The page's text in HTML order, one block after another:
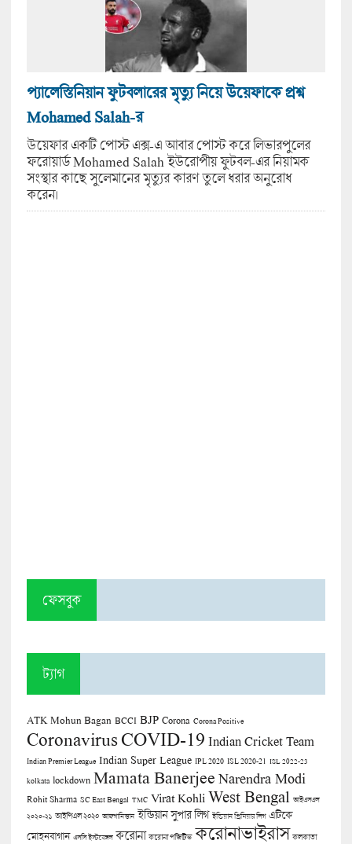
প্যালেস্তি‌নিয়ান ফুটবলারের মৃত্যু নিয়ে উয়েফাকে প্রশ্ন
Mohamed Salah-র
উয়েফার একটি পোস্ট এক্স-এ আবার পোস্ট করে লিভারপুলের
ফরোয়ার্ড Mohamed Salah ইউরোপীয় ফুটবল-এর নিয়ামক
সংস্থার কাছে সুলেমানের মৃত্যুর কারণ তুলে ধরার অনুরোধ
করেন।
ফেসবুক
ট্যাগ
ATK Mohun Bagan BCCI BJP Corona Corona Positive
CoronavirusCOVID-19 Indian Cricket Team
Indian Premier League Indian Super League IPL 2020 ISL 2020-21 ISL 2022-23
kolkata lockdown Mamata Banerjee Narendra Modi
Rohit Sharma SC East Bengal TMC Virat Kohli West Bengal আইএসএল
২০২০-২১ আইপিএল ২০২০ আফগানিস্তান ইন্ডিয়ান সুপার লিগ ইন্ডিয়ান প্রিমিয়ার লিগ এটিকে
মোহনবাগান এসসি ইস্টবেঙ্গল করোনা করোনা পজিটিভ করোনাভাইরাস কলকাতা